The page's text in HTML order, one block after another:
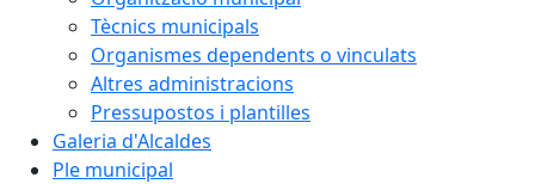
Tècnics municipals
Organismes dependents o vinculats
Altres administracions
Pressupostos i plantilles
Galeria d'Alcaldes
Ple municipal